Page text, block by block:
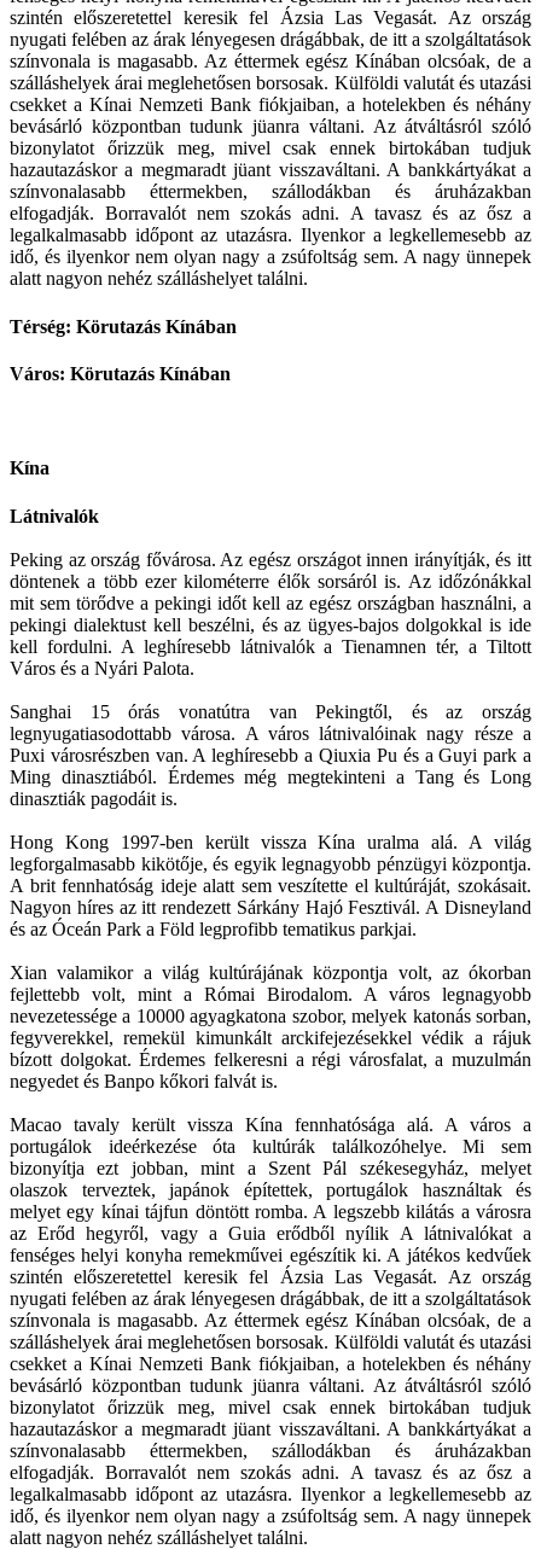
szintén előszeretettel keresik fel Ázsia Las Vegasát. Az ország
nyugati felében az árak lényegesen drágábbak, de itt a szolgáltatások
színvonala is magasabb. Az éttermek egész Kínában olcsóak, de a
szálláshelyek árai meglehetősen borsosak. Külföldi valutát és utazási
csekket a Kínai Nemzeti Bank fiókjaiban, a hotelekben és néhány
bevásárló központban tudunk jüanra váltani. Az átváltásról szóló
bizonylatot őrizzük meg, mivel csak ennek birtokában tudjuk
hazautazáskor a megmaradt jüant visszaváltani. A bankkártyákat a
színvonalasabb éttermekben, szállodákban és áruházakban
elfogadják. Borravalót nem szokás adni. A tavasz és az ősz a
legalkalmasabb időpont az utazásra. Ilyenkor a legkellemesebb az
idő, és ilyenkor nem olyan nagy a zsúfoltság sem. A nagy ünnepek
alatt nagyon nehéz szálláshelyet találni.
Térség: Körutazás Kínában
Város: Körutazás Kínában
Kína
Látnivalók
Peking az ország fővárosa. Az egész országot innen irányítják, és itt
döntenek a több ezer kilométerre élők sorsáról is. Az időzónákkal
mit sem törődve a pekingi időt kell az egész országban használni, a
pekingi dialektust kell beszélni, és az ügyes-bajos dolgokkal is ide
kell fordulni. A leghíresebb látnivalók a Tienamnen tér, a Tiltott
Város és a Nyári Palota.
Sanghai 15 órás vonatútra van Pekingtől, és az ország
legnyugatiasodottabb városa. A város látnivalóinak nagy része a
Puxi városrészben van. A leghíresebb a Qiuxia Pu és a Guyi park a
Ming dinasztiából. Érdemes még megtekinteni a Tang és Long
dinasztiák pagodáit is.
Hong Kong 1997-ben került vissza Kína uralma alá. A világ
legforgalmasabb kikötője, és egyik legnagyobb pénzügyi központja.
A brit fennhatóság ideje alatt sem veszítette el kultúráját, szokásait.
Nagyon híres az itt rendezett Sárkány Hajó Fesztivál. A Disneyland
és az Óceán Park a Föld legprofibb tematikus parkjai.
Xian valamikor a világ kultúrájának központja volt, az ókorban
fejlettebb volt, mint a Római Birodalom. A város legnagyobb
nevezetessége a 10000 agyagkatona szobor, melyek katonás sorban,
fegyverekkel, remekül kimunkált arckifejezésekkel védik a rájuk
bízott dolgokat. Érdemes felkeresni a régi városfalat, a muzulmán
negyedet és Banpo kőkori falvát is.
Macao tavaly került vissza Kína fennhatósága alá. A város a
portugálok ideérkezése óta kultúrák találkozóhelye. Mi sem
bizonyítja ezt jobban, mint a Szent Pál székesegyház, melyet
olaszok terveztek, japánok építettek, portugálok használtak és
melyet egy kínai tájfun döntött romba. A legszebb kilátás a városra
az Erőd hegyről, vagy a Guia erődből nyílik A látnivalókat a
fenséges helyi konyha remekművei egészítik ki. A játékos kedvűek
szintén előszeretettel keresik fel Ázsia Las Vegasát. Az ország
nyugati felében az árak lényegesen drágábbak, de itt a szolgáltatások
színvonala is magasabb. Az éttermek egész Kínában olcsóak, de a
szálláshelyek árai meglehetősen borsosak. Külföldi valutát és utazási
csekket a Kínai Nemzeti Bank fiókjaiban, a hotelekben és néhány
bevásárló központban tudunk jüanra váltani. Az átváltásról szóló
bizonylatot őrizzük meg, mivel csak ennek birtokában tudjuk
hazautazáskor a megmaradt jüant visszaváltani. A bankkártyákat a
színvonalasabb éttermekben, szállodákban és áruházakban
elfogadják. Borravalót nem szokás adni. A tavasz és az ősz a
legalkalmasabb időpont az utazásra. Ilyenkor a legkellemesebb az
idő, és ilyenkor nem olyan nagy a zsúfoltság sem. A nagy ünnepek
alatt nagyon nehéz szálláshelyet találni.